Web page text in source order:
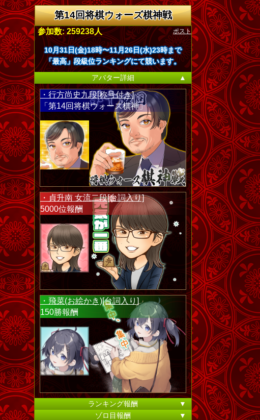
第14回将棋ウォーズ棋神戦
ポスト
参加数: 259238人
10月31日(金)18時〜11月26日(水)23時まで
「最高」段級位ランキングにて競います。
アバター詳細
▲
・行方尚史九段[称号付き]
「第14回将棋ウォーズ棋神」
・貞升南 女流二段[台詞入り]
5000位報酬
・飛菜(お絵かき)[台詞入り]
150勝報酬
ランキング報酬
▼
ゾロ目報酬
▼